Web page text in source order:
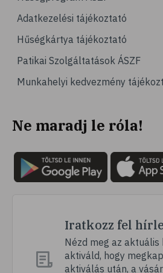
Adatkezelési tájékoztató
Hűségkártya tájékoztató
Patikai Szolgáltatások ÁSZF
Munkahelyi kedvezmény
Ne maradj le róla!
Iratkozz fel
Nézd meg az
aktiváld, hogy
aktiválás után, a